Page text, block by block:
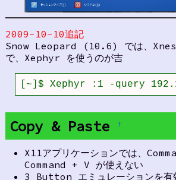
2009-10-10追記
Snow Leopard (10.6) では、
で、Xephyr を使うのが吉
[~]$ Xephyr :1 -query
Copy & Paste †
X11アプリケーションでは、
Command + V が使えない
3 Button エミュレーションを有